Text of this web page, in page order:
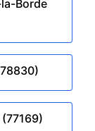
Borde